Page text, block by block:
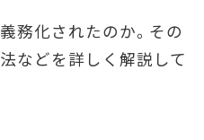
務化されたのか。その
などを詳しく解説して